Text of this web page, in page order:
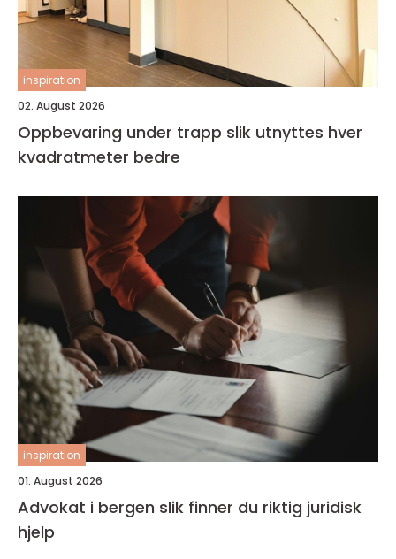
inspiration
02. August 2026
Oppbevaring under trapp slik utnyttes hver
kvadratmeter bedre
inspiration
01. August 2026
Advokat i bergen slik finner du riktig juridisk
hjelp